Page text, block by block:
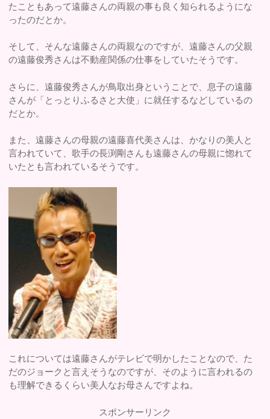
たこともあって遠藤さんの両親の事も良く知られるようにな
ったのだとか。
そして、そんな遠藤さんの両親なのですが、遠藤さんの父親
の遠藤俊秀さんは不動産関係の仕事をしていたそうです。
さらに、遠藤俊秀さんが鳥取出身ということで、息子の遠藤
さんが「とっとりふるさと大使」に就任するなどしているの
だとか。
また、遠藤さんの母親の遠藤喜代美さんは、かなりの美人と
言われていて、歌手の長渕剛さんも遠藤さんの母親に惚れて
いたとも言われているそうです。
これについては遠藤さんがテレビで明かしたことなので、た
だのジョークと言えそうなのですが、そのように言われるの
も理解できるくらい美人なお母さんですよね。
スポンサーリンク